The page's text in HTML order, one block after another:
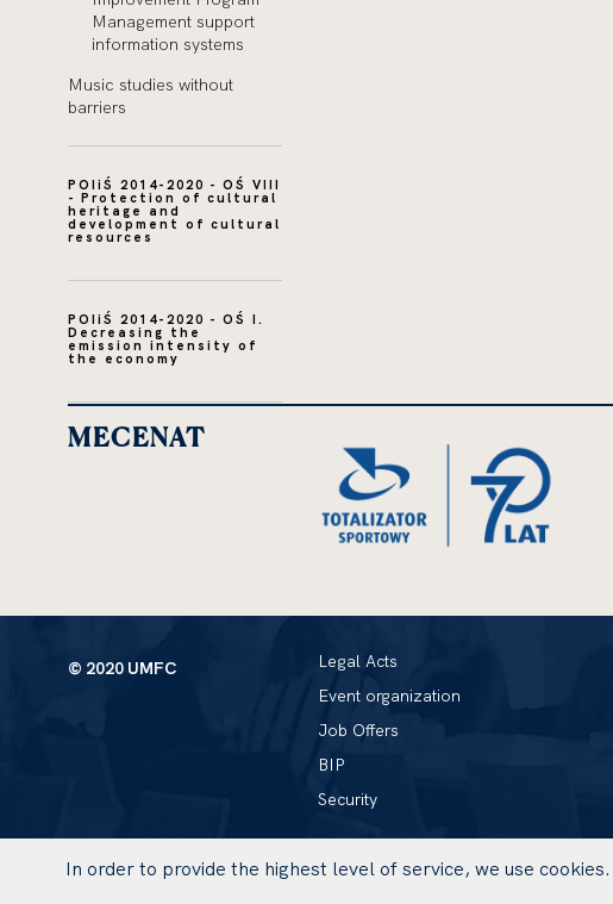
Management support
information systems
Music studies without
barriers
POIiŚ 2014-2020 - OŚ VIII
- Protection of cultural
heritage and
development of cultural
resources
POIiŚ 2014-2020 - OŚ I.
Decreasing the
emission intensity of
the economy
MECENAT
© 2020 UMFC
Legal Acts
Event organization
Job Offers
BIP
Security
In order to provide the highest level of service, we use